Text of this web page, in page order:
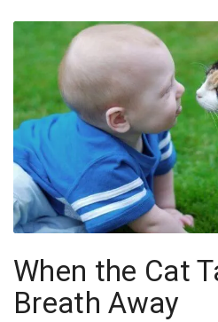
When the Cat
Breath Away